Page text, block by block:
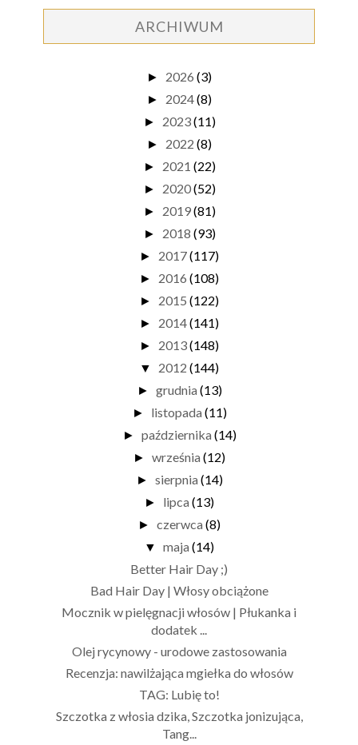
ARCHIWUM
► 2026 (3)
► 2024(8)
► 2023(11)
► 2022 (8)
► 2021 (22)
► 2020(52)
► 2019(81)
► 2018 (93)
► 2017(117)
► 2016 (108)
► 2015 (122)
► 2014(141)
► 2013(148)
▼ 2012 (144)
► grudnia (13)
► listopada (11)
► października (14)
► września (12)
► sierpnia (14)
► lipca (13)
► czerwca (8)
▼ maja (14)
Better Hair Day ;)
Bad Hair Day | Włosy obciążone
Mocznik w pielęgnacji włosów | Płukanka i
dodatek ...
Olej rycynowy - urodowe zastosowania
Recenzja: nawilżająca mgiełka do włosów
TAG: Lubię to!
Szczotka z włosia dzika, Szczotka jonizująca,
Tang...